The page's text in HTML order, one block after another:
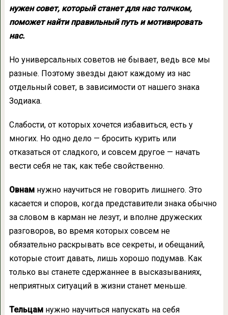
нужен совет, который станет для нас толчком,
поможет найти правильный путь и мотивировать
нас.
Но универсальных советов не бывает, ведь все мы
разные. Поэтому звезды дают каждому из нас
отдельный совет, в зависимости от нашего знака
Зодиака.
Слабости, от которых хочется избавиться, есть у
многих. Но одно дело — бросить курить или
отказаться от сладкого, и совсем другое — начать
вести себя не так, как тебе свойственно.
Овнамнужно научиться не говорить лишнего. Это
касается и споров, когда представители знака обычно
за словом в карман не лезут, и вполне дружеских
разговоров, во время которых совсем не
обязательно раскрывать все секреты, и обещаний,
которые стоит давать, лишь хорошо подумав. Как
только вы станете сдержаннее в высказываниях,
неприятных ситуаций в жизни станет меньше.
Тельцам нужно научиться напускать на себя